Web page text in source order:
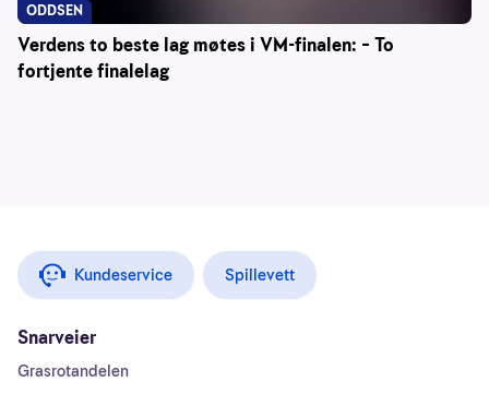
Verdens to beste lag møtes i VM-finalen: – To
fortjente finalelag
ODDSEN
Kundeservice Spillevett
Snarveier
Grasrotandelen